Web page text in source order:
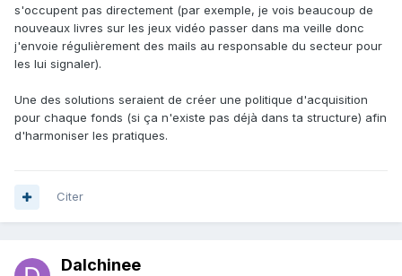
s'occupent pas directement (par exemple, je vois beaucoup de
nouveaux livres sur les jeux vidéo passer dans ma veille donc
j'envoie régulièrement des mails au responsable du secteur pour
les lui signaler).
Une des solutions seraient de créer une politique d'acquisition
pour chaque fonds (si ça n'existe pas déjà dans ta structure) afin
d'harmoniser les pratiques.
Citer
Dalchinee